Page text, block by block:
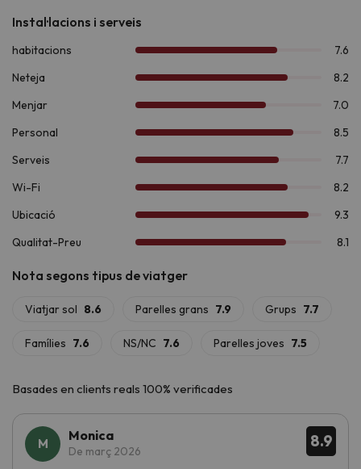
Taüll, a només 8,7 km. Si preferiu el senderisme, exploreu la
l'impressionant
Parc Nacional d'Aigüestortes i Estany de
Sant Maurici
, a 7,3 km de l'allotjament. Pels més aventurers, la
ferrades
. I si t'apassiona la història, elconjunt romànic de la
Vall de Boí
Patrimoni de la Humanitat per la
Si busques un lloc on desconnectar, connectar amb la natura i
necessites!
Basades en clients reals 100% verificades
8.9
Monica
De març 2026